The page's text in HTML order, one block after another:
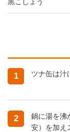
1 ツナ缶は汁
2
鍋に湯を沸
安）を加え